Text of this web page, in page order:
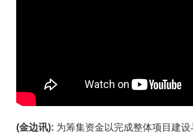
(金边讯): 为筹集资金以完成整体项目建